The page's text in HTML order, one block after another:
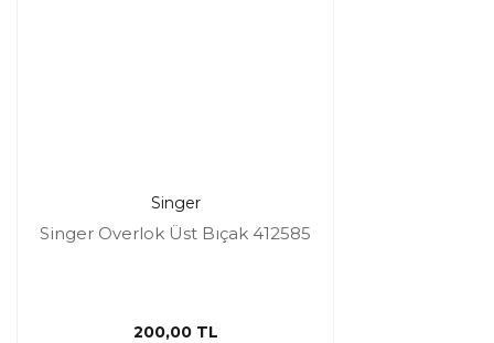
Singer
Singer Overlok Üst Bıçak 412585
200,00 TL